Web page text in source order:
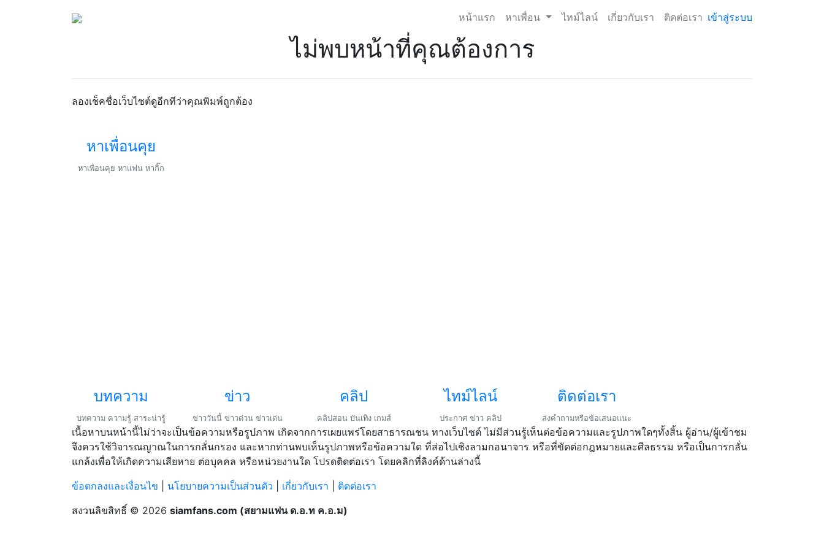
หน้าแรก หาเพื่อน ไทม์ไลน์ เกี่ยวกับเรา ติดต่อเรา เข้าสู่ระบบ
ไม่พบหน้าที่คุณต้องการ
ลองเช็คชื่อเว็บไซต์ดูอีกทีว่าคุณพิมพ์ถูกต้อง
หาเพื่อนคุย
หาเพื่อนคุย หาแฟน หากิ๊ก
บทความ
บทความ ความรู้ สาระน่ารู้
ข่าว
ข่าววันนี้ ข่าวด่วน ข่าวเด่น
คลิป
คลิปสอน บันเทิง เกมส์
ไทม์ไลน์
ประกาศ ข่าว คลิป
ติดต่อเรา
ส่งคำถามหรือข้อเสนอแนะ
เนื้อหาบนหน้านี้ไม่ว่าจะเป็นข้อความหรือรูปภาพ เกิดจากการเผยแพร่โดยสาธารณชน ทางเว็บไซต์ ไม่มีส่วนรู้เห็นต่อข้อความและรูปภาพใดๆทั้งสิ้น ผู้อ่าน/ผู้เข้าชม
จึงควรใช้วิจารณญาณในการกลั่นกรอง และหากท่านพบเห็นรูปภาพหรือข้อความใด ที่ส่อไปเชิงลามกอนาจาร หรือที่ขัดต่อกฎหมายและศีลธรรม หรือเป็นการกลั่น
แกล้งเพื่อให้เกิดความเสียหาย ต่อบุคคล หรือหน่วยงานใด โปรดติดต่อเรา โดยคลิกที่ลิงค์ด้านล่างนี้
ข้อตกลงและเงื่อนไข
นโยบายความเป็นส่วนตัว เกี่ยวกับเรา
ติดต่อเรา
สงวนลิขสิทธิ์ © 2026 siamfans.com (สยามแฟน ด.อ.ท ค.อ.ม)